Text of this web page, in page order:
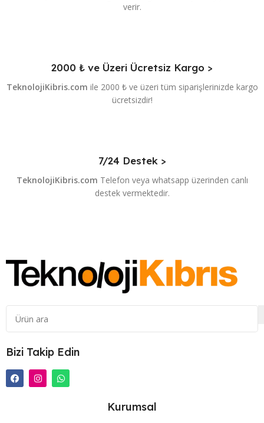
verir.
2000 ₺ ve Üzeri Ücretsiz Kargo >
TeknolojiKibris.com ile 2000 ₺ ve üzeri tüm siparişlerinizde kargo
ücretsizdir!
7/24 Destek >
TeknolojiKibris.com Telefon veya whatsapp üzerinden canlı
destek vermektedir.
Bizi Takip Edin
Kurumsal